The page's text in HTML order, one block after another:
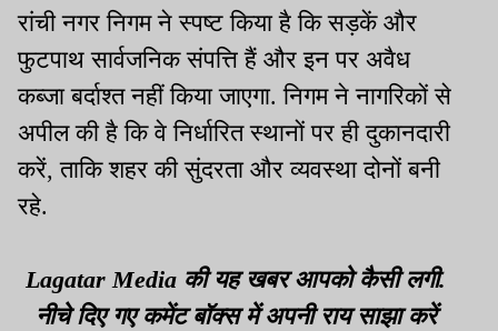
रांची नगर निगम ने स्पष्ट किया है कि सड़कें और
फुटपाथ सार्वजनिक संपत्ति हैं और इन पर अवैध
कब्जा बर्दाश्त नहीं किया जाएगा. निगम ने नागरिकों से
अपील की है कि वे निर्धारित स्थानों पर ही दुकानदारी
करें, ताकि शहर की सुंदरता और व्यवस्था दोनों बनी
रहे.
Lagatar Media की यह खबर आपको कैसी लगी.
नीचे दिए गए कमेंट बॉक्स में अपनी राय साझा करें